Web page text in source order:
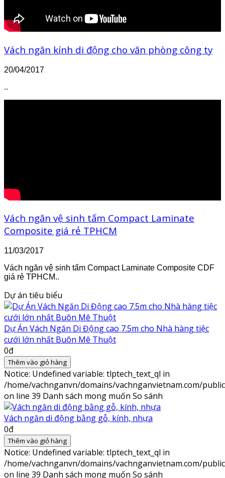
Vách ngăn kính di động cho văn phòng công ty
20/04/2017
..
Vách ngăn vệ sinh tấm Compact Laminate
Composite giá rẻ TPHCM
11/03/2017
Vách ngăn vệ sinh tấm Compact Laminate Composite CDF
giá rẻ TPHCM..
Dự án tiêu biểu
Dự Án Vách Ngăn Di Động cao 7.5m cho Nhà hàng tiệc
cưới lớn nhất Buôn Mê Thuột
0đ
Thêm vào giỏ hàng
Notice: Undefined variable: tlptech_text_ql in
/home/vachnganvn/domains/vachnganvietnam.com/
on line 39 Danh sách mong muốn So sánh
Vách ngăn di động bằng gỗ, kính, nhựa
0đ
Thêm vào giỏ hàng
Notice: Undefined variable: tlptech_text_ql in
/home/vachnganvn/domains/vachnganvietnam.com/
on line 39 Danh sách mong muốn So sánh